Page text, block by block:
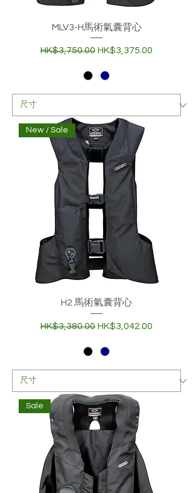
MLV3-H馬術氣囊背心
一般價格
HK$3,750.00 促銷價格
HK$3,375.00
New / Sale
H2 馬術氣囊背心
一般價格
HK$3,380.00 促銷價格
HK$3,042.00
Sale